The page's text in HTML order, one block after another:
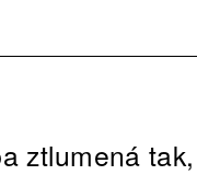
ztlumená